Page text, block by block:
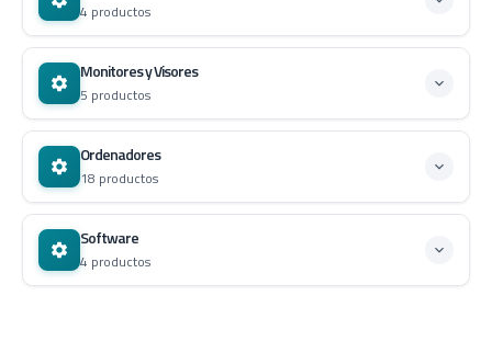
4 productos
Monitores y Visores
5 productos
Ordenadores
18 productos
Software
4 productos